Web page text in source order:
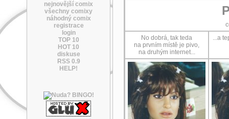
nejnovější comix
všechny comixy
náhodný comix
registrace
login
TOP 10
HOT 10
diskuse
RSS 0.9
HELP!
No dobrá, tak teda
na prvním místě je pivo,
na druhým internet...
...a